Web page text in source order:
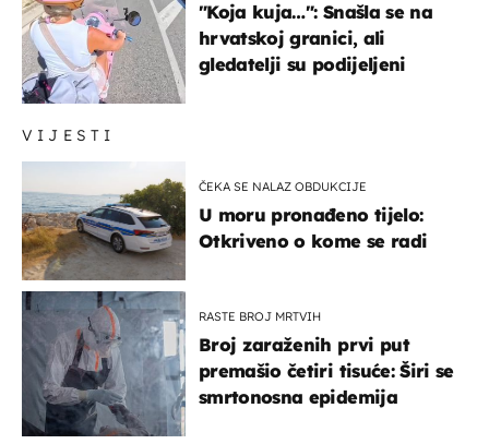
VIJESTI
ČEKA SE NALAZ OBDUKCIJE
U moru pronađeno tijelo:
Otkriveno o kome se radi
RASTE BROJ MRTVIH
Broj zaraženih prvi put
premašio četiri tisuće: Širi se
smrtonosna epidemija
"Koja kuja…": Snašla se na
hrvatskoj granici, ali
gledatelji su podijeljeni